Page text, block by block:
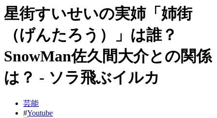
星街すいせいの実姉「姉街
（げんたろう）」は誰？
SnowMan佐久間大介との関係
は？ - ソラ飛ぶイルカ
芸能
#Youtube